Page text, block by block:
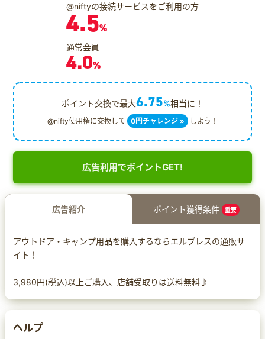
@niftyの接続サービスをご利用の方
4.5%
通常会員
4.0%
ポイント交換で最大6.75%相当に！
@nifty使用権に交換して 0円チャレンジ » しよう！
広告利用でポイントGET!
広告紹介 ポイント獲得条件 重要
アウトドア・キャンプ用品を購入するならエルブレスの通販サ
イト！
3,980円(税込)以上ご購入、店舗受取りは送料無料♪
ヘルプ